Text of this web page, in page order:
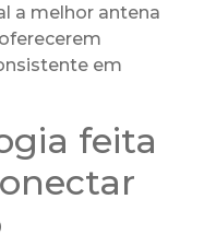
a melhor antena
em
feita